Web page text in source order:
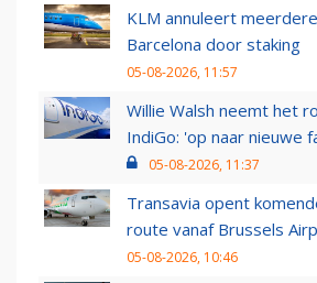
KLM annuleert
Barcelona door staking
05-08-2026, 11:57
Willie Walsh neemt het
IndiGo: 'op naar nieuwe
05-08-2026, 11:37
Transavia opent
route vanaf Brussels
05-08-2026, 10:46